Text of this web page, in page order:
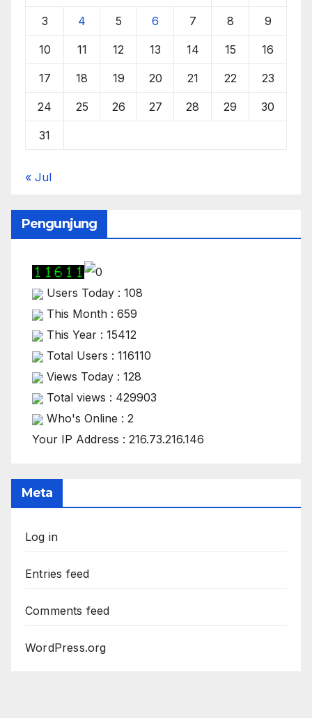
3 4 5 6 7 8 9
10 11 12 13 14 15 16
17 18 19 20 21 22 23
24 25 26 27 28 29 30
31
« Jul
Pengunjung
Users Today : 108
This Month : 659
This Year : 15412
Total Users : 116110
Views Today : 128
Total views : 429903
Who's Online : 2
Your IP Address : 216.73.216.146
Meta
Log in
Entries feed
Comments feed
WordPress.org